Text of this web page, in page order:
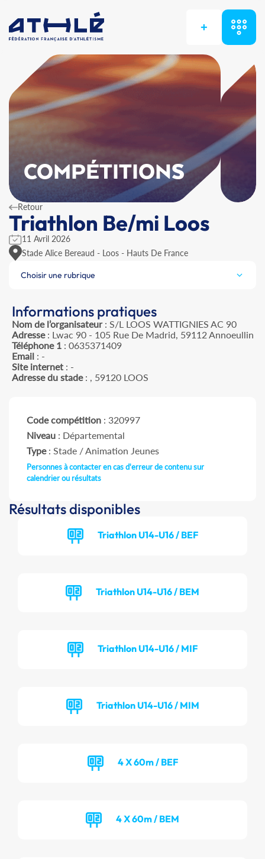
+
COMPÉTITIONS
Retour
Triathlon Be/mi Loos
11 Avril 2026
Stade Alice Bereaud - Loos - Hauts De France
Choisir une rubrique
Informations pratiques
Nom de l’organisateur: S/L LOOS WATTIGNIES AC 90
Adresse: Lwac 90 - 105 Rue De Madrid, 59112 Annoeullin
Téléphone 1: 0635371409
Email: -
Site internet: -
Adresse du stade: , 59120 LOOS
Code compétition : 320997
Niveau : Départemental
Type: Stade / Animation Jeunes
Personnes à contacter en cas d'erreur de contenu sur
calendrier ou résultats
Résultats disponibles
Triathlon U14-U16 / BEF
Triathlon U14-U16 / BEM
Triathlon U14-U16 / MIF
Triathlon U14-U16 / MIM
4 X 60m / BEF
4 X 60m / BEM